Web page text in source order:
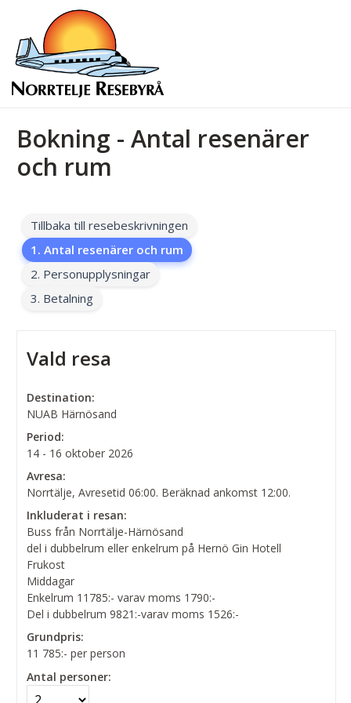
Bokning - Antal resenärer
och rum
Tillbaka till resebeskrivningen
1. Antal resenärer och rum
2. Personupplysningar
3. Betalning
Vald resa
Destination:
NUAB Härnösand
Period:
14 - 16 oktober 2026
Avresa:
Norrtälje, Avresetid 06:00. Beräknad ankomst 12:00.
Inkluderat i resan:
Buss från Norrtälje-Härnösand
del i dubbelrum eller enkelrum på Hernö Gin Hotell
Frukost
Middagar
Enkelrum 11785:- varav moms 1790:-
Del i dubbelrum 9821:-varav moms 1526:-
Grundpris:
11 785:- per person
Antal personer: